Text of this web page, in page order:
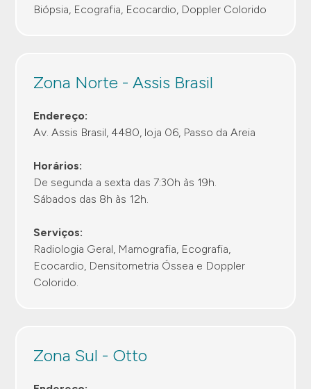
Biópsia, Ecografia, Ecocardio, Doppler Colorido
Zona Norte - Assis Brasil
Endereço:
Av. Assis Brasil, 4480, loja 06, Passo da Areia
Horários:
De segunda a sexta das 7:30h às 19h.
Sábados das 8h às 12h.
Serviços:
Radiologia Geral, Mamografia, Ecografia,
Ecocardio, Densitometria Óssea e Doppler
Colorido.
Zona Sul - Otto